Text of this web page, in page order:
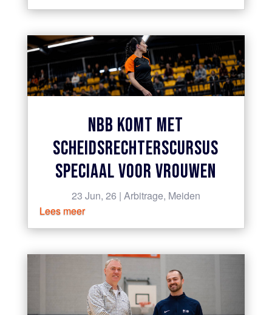
NBB KOMT MET
SCHEIDSRECHTERSCURSUS
SPECIAAL VOOR VROUWEN
23 Jun, 26 | Arbitrage, Meiden
Lees meer